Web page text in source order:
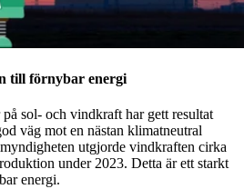
till förnybar energi
på sol- och vindkraft har gett resultat
väg mot en nästan klimatneutral
utgjorde vindkraften cirka
under 2023. Detta är ett starkt
energi.